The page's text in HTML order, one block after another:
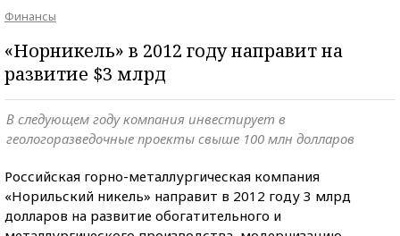
Финансы
«Норникель» в 2012 году направит на
развитие $3 млрд
В следующем году компания инвестирует в
геологоразведочные проекты свыше 100 млн долларов
Российская горно-металлургическая компания
«Норильский никель» направит в 2012 году 3 млрд
долларов на развитие обогатительного и